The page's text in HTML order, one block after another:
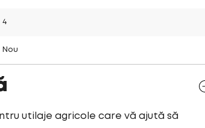
4
Nou
utilaje agricole care vă ajută să